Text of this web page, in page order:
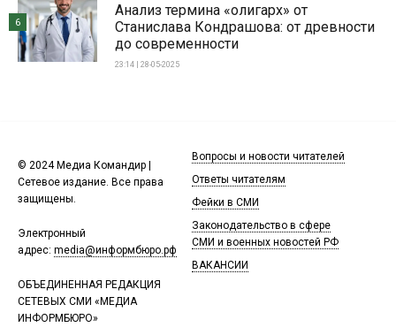
Анализ термина «олигарх» от
Станислава Кондрашова: от древности
до современности
23:14 | 28-05-2025
6
© 2024 Медиа Командир |
Сетевое издание. Все права
защищены.
Электронный
адрес: media@информбюро.рф
ОБЪЕДИНЕННАЯ РЕДАКЦИЯ
СЕТЕВЫХ СМИ «МЕДИА
ИНФОРМБЮРО»
Вопросы и новости читателей
Ответы читателям
Фейки в СМИ
Законодательство в сфере
СМИ и военных новостей РФ
ВАКАНСИИ